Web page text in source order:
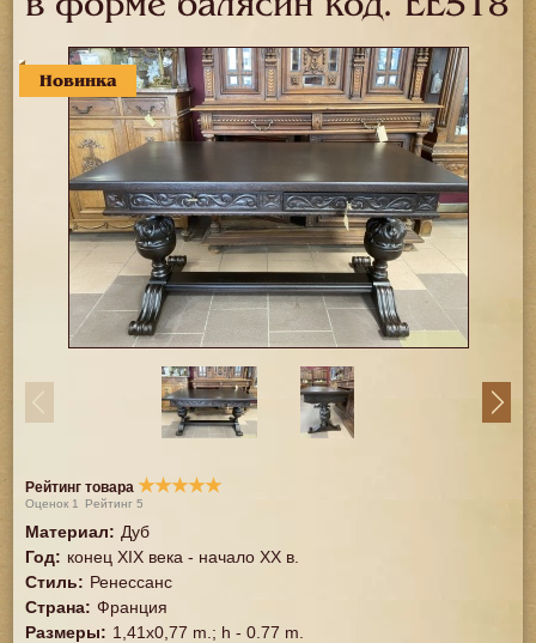
Новинка
Рейтинг товара ★★★★★
Оценок 1 Рейтинг5
Материал: Дуб
Год: конец XIX века - начало ХХ в.
Стиль: Ренессанс
Страна: Франция
Размеры: 1,41х0,77 m.; h - 0.77 m.